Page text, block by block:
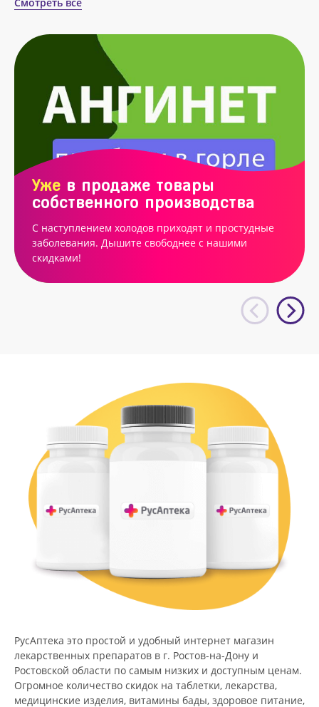
Уже в продаже товары
собственного производства
С наступлением холодов приходят и простудные
заболевания. Дышите свободнее с нашими
скидками!
РусАптека это простой и удобный интернет магазин
лекарственных препаратов в г. Ростов-на-Дону и
Ростовской области по самым низких и доступным ценам.
Огромное количество скидок на таблетки, лекарства,
медицинские изделия, витамины бады, здоровое питание,